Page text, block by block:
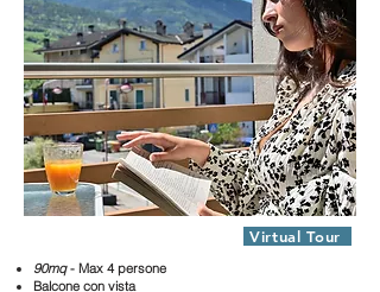
90mq- Max 4 persone
Balcone con vista
Virtual Tour